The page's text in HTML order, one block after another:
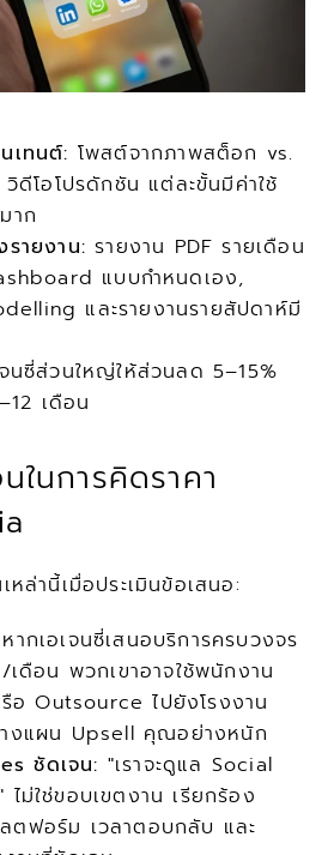
เทนต์: โพสต์จากภาพสต็อก vs.
ดีโอโปรดักชัน แต่ละขั้นมีค่าใช้
าก
รายงาน: รายงาน PDF รายเดือน
แบบกำหนดเอง,
และรายงานรายสัปดาห์มี
จนซี่ส่วนใหญ่ให้ส่วนลด 5–15%
เดือน
นการคิดราคา
ล่านี้เมื่อประเมินข้อเสนอ:
หากเอเจนซี่เสนอบริการครบวงจร
ดือน พวกเขาอาจใช้พนักงาน
อ Outsource ไปยังโรงงาน
งแผน Upsell คุณอย่างหนัก
ชัดเจน: "เราจะดูแล Social
ม่ใช่ขอบเขตงาน เรียกร้อง
ตฟอร์ม เวลาตอบกลับ และ